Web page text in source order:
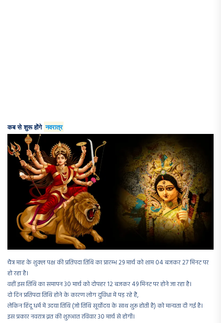
कब से शुरू होंगे नवरात्र
चैत्र माह के शुक्ल पक्ष की प्रतिपदा तिथि का प्रारम्भ 29 मार्च को शाम 04 बजकर 27 मिनट पर
हो रहा है।
वहीं इस तिथि का समापन 30 मार्च को दोपहर 12 बजकर 49 मिनट पर होने जा रहा है।
दो दिन प्रतिपदा तिथि होने के कारण लोग दुविधा में पड़ रहे हैं,
लेकिन हिंदू धर्म में उदया तिथि (जो तिथि सूर्योदय के साथ शुरू होती है) को मान्यता दी गई है।
इस प्रकार नवरात्र व्रत की शुरुआत रविवार 30 मार्च से होगी।